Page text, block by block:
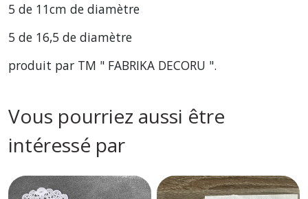
5 de 11cm de diamètre
5 de 16,5 de diamètre
produit par TM " FABRIKA DECORU ".
Vous pourriez aussi être
intéressé par